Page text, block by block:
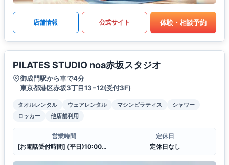
店舗情報 公式サイト 体験・相談予約
PILATES STUDIO noa赤坂スタジオ
御成門駅から車で4分
東京都港区赤坂3丁目13−12(受付3F)
タオルレンタル ウェアレンタル マシンピラティス
シャワー
ロッカー
他店舗利用
営業時間
[お電話受付時間] (平日)10:00〜23:00 (土・日)10:00〜21:00
定休日
定休日なし